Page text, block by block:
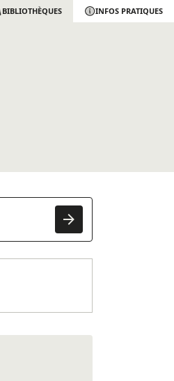
BIBLIOTHÈQUES INFOS PRATIQUES